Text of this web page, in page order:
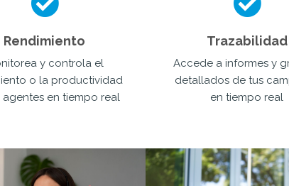
Rendimiento
y controla el
o la productividad
agentes en tiempo real
Trazabilidad
Accede a informes y
detallados de tus
en tiempo real